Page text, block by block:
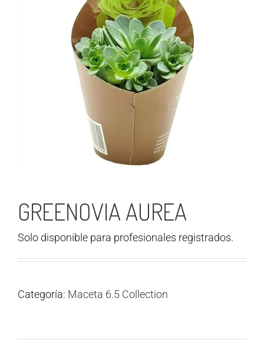
GREENOVIA AUREA
Solo disponible para profesionales registrados.
Categoría: Maceta 6.5 Collection